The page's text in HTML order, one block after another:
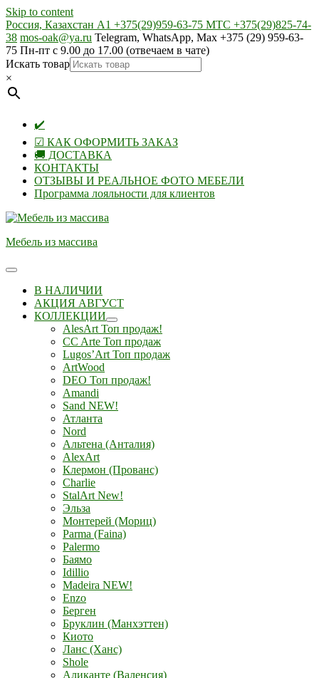
Skip to content
Россия, Казахстан А1 +375(29)959-63-75 МТС +375(29)825-74-
38 mos-oak@ya.ru Telegram, WhatsApp, Max +375 (29) 959-63-
75 Пн-пт с 9.00 до 17.00 (отвечаем в чате)
Искать товар
×
✔️
☑ КАК ОФОРМИТЬ ЗАКАЗ
🚚 ДОСТАВКА
КОНТАКТЫ
ОТЗЫВЫ И РЕАЛЬНОЕ ФОТО МЕБЕЛИ
Программа лояльности для клиентов
Мебель из массива
В НАЛИЧИИ
АКЦИЯ АВГУСТ
КОЛЛЕКЦИИ
AlesArt Топ продаж!
CC Arte Топ продаж
Lugos’Art Топ продаж
ArtWood
DEO Топ продаж!
Amandi
Sand NEW!
Атланта
Nord
Альтена (Анталия)
AlexArt
Клермон (Прованс)
Charlie
StalArt New!
Эльза
Монтерей (Мориц)
Parma (Faina)
Palermo
Баямо
Idillio
Madeira NEW!
Enzo
Берген
Бруклин (Манхэттен)
Киото
Ланс (Ханс)
Shole
Аликанте (Валенсия)